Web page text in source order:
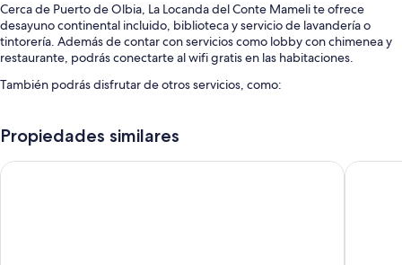
Cerca de Puerto de Olbia, La Locanda del Conte Mameli te ofrece
desayuno continental incluido, biblioteca y servicio de lavandería o
tintorería. Además de contar con servicios como lobby con chimenea y
restaurante, podrás conectarte al wifi gratis en las habitaciones.
También podrás disfrutar de otros servicios, como:
cargo) y elevador
Propiedades similares
Jazz Hotel Tramas